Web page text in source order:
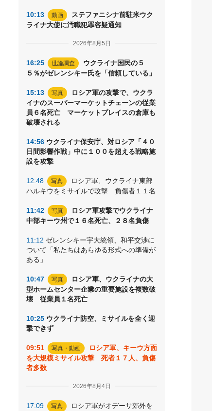
10:13 動画
ステファニシナ前駐米ウク
ライナ大使に汚職犯罪容疑通知
2026年8月5日
16:25 世論調査
ウクライナ国民の５
５％がゼレンシキー氏を「信頼している」
15:13 写真
ロシア軍の攻撃で、ウクラ
イナのスーパーマーケットチェーンの従業
員６名死亡 マーケットプレイスの倉庫も
破壊される
14:56 ウクライナ保安庁、対ロシア「４０
日間影響作戦」中に１００を超える戦略施
設を攻撃
12:48 写真
ロシア軍、ウクライナ東部
ハルキウをミサイルで攻撃 負傷者１１名
11:42 写真
ロシア軍攻撃でウクライナ
中部キーウ州で１６名死亡、２８名負傷
11:12 ゼレンシキー宇大統領、和平交渉に
ついて「私たちはあらゆる形式への準備が
ある」
10:47 写真
ロシア軍、ウクライナの大
型ホームセンター企業の重要施設を複数破
壊 従業員１名死亡
10:25 ウクライナ防空、ミサイルを全く迎
撃できず
09:51 写真・動画
ロシア軍、キーウ方面
を大規模ミサイル攻撃 死者１７人、負傷
者多数
2026年8月4日
17:09 写真
ロシア軍がオデーサ郊外を